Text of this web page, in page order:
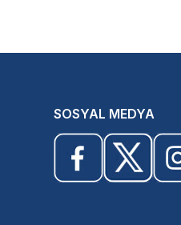
SOSYAL MEDYA